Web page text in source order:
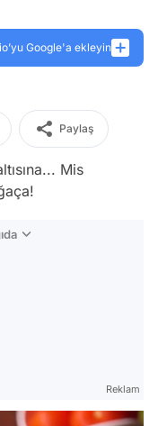
Google'a ekleyin
Paylaş
Mis
Reklam